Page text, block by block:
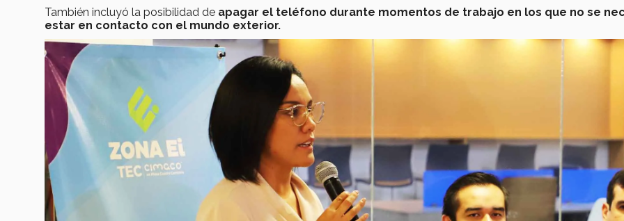
También incluyó la posibilidad de apagar el teléfono durante momentos de trabajo en los que no se
estar en contacto con el mundo exterior.